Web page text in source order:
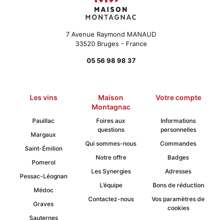
7 Avenue Raymond MANAUD
33520 Bruges - France
05 56 98 98 37
Les vins
Maison
Montagnac
Votre compte
Pauillac
Margaux
Saint-Émilion
Pomerol
Pessac-Léognan
Médoc
Graves
Sauternes
Foires aux
questions
Qui sommes-nous
Notre offre
Les Synergies
L’équipe
Contactez-nous
Informations
personnelles
Commandes
Badges
Adresses
Bons de réduction
Vos paramètres de
cookies